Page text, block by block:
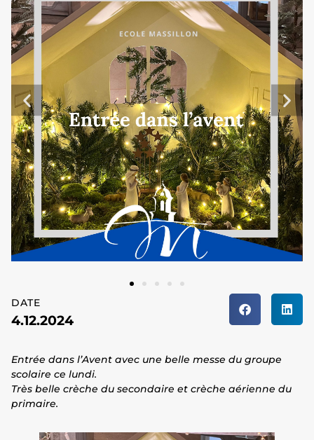
DATE
4.12.2024
Entrée dans l’Avent avec une belle messe du groupe
scolaire ce lundi.
Très belle crèche du secondaire et crèche aérienne du
primaire.